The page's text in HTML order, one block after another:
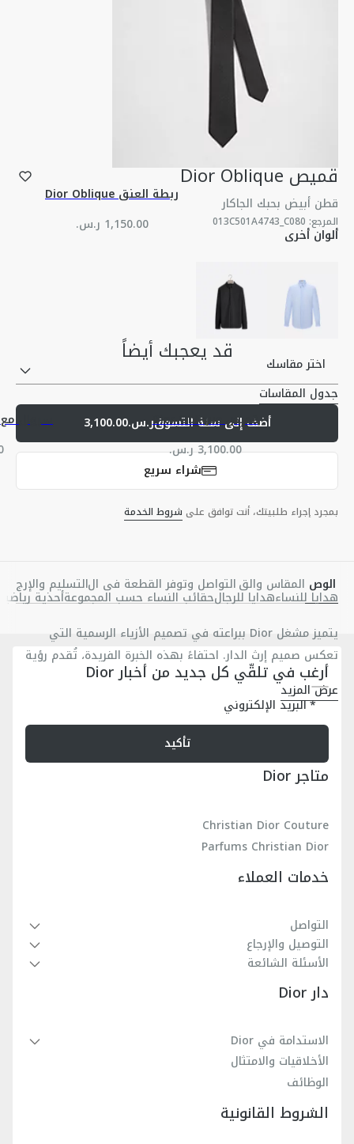
قميص Dior Oblique
قطن أبيض بحبك الجاكار
المرجع:
013C501A4743_C080
ألوان أخرى
اختر مقاسك
جدول المقاسات
أضف إلى سلة التسوقر.س.3,100.00
شراء سريع
بمجرد إجراء طلبيتك، أنت توافق على شروط الخدمة
الوص
ف
المقاس والق
صة
التواصل وتوفر القطعة في ال
متجر
التسليم والإرج
اع
يتميز مشغل Dior ببراعته في تصميم الأزياء الرسمية التي
تعكس صميم إرث الدار. احتفاءً بهذه الخبرة الفريدة، تُقدم رؤية
جديدة لرموز الأناقة في تصميم Dior الأيقوني: القميص
الكلاسيكي. إنّه مصنوع من القطن الأبيض بحبك الجاكار الناعم
والمسامي، ويزدان بنمط ديور أوبليك المتناسق لونيّاً والموزع
على كامل التصميم مع مظهر خالٍ من اللمعان، ما يمنحه ملمساً
فريداً. يُعدّ القميص قطعة أساسية في مجموعة الملابس،
ويمكن تنسيقه مع بذلة لإطلالة عصرية ورسمية تحمل توقيع
نمط ديور أوبليك بحبك الجاكار المتناسق لونيّاً موزع على كامل
التصميم
أزرار من عرق اللؤلؤ تحمل توقيع Dior
قصّة مقوّرة عند الجانبين
صُنع في إيطاليا
عرض المزيد
ربطة العنق Dior Oblique
‏1,150.00 ر.س.‏
قد يعجبك أيضاً
قميص Dior Oblique
‏3,100.00 ر.س.‏
سروال مع
‏4,100.00 ر.س.‏
هدايا للنساءهدايا للرجالحقائب النساء حسب المجموعةأحذية
أرغب في تلقّي كل جديد من أخبار Dior
البريد الإلكتروني
تأكيد
متاجر Dior
Christian Dior Couture
Parfums Christian Dior
خدمات العملاء
التواصل
التوصيل والإرجاع
الأسئلة الشائعة
دار Dior
الاستدامة في Dior
الأخلاقيات والامتثال
الوظائف
الشروط القانونية